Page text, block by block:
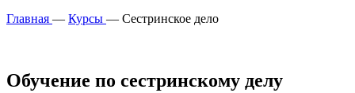
Главная — Курсы — Сестринское дело
Обучение по сестринскому делу